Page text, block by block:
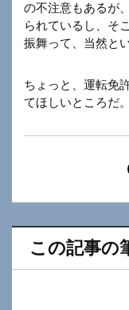
の不注意もあるが
られているし、そ
振舞って、当然と
ちょっと、運転免
てほしいところだ。
この記事の